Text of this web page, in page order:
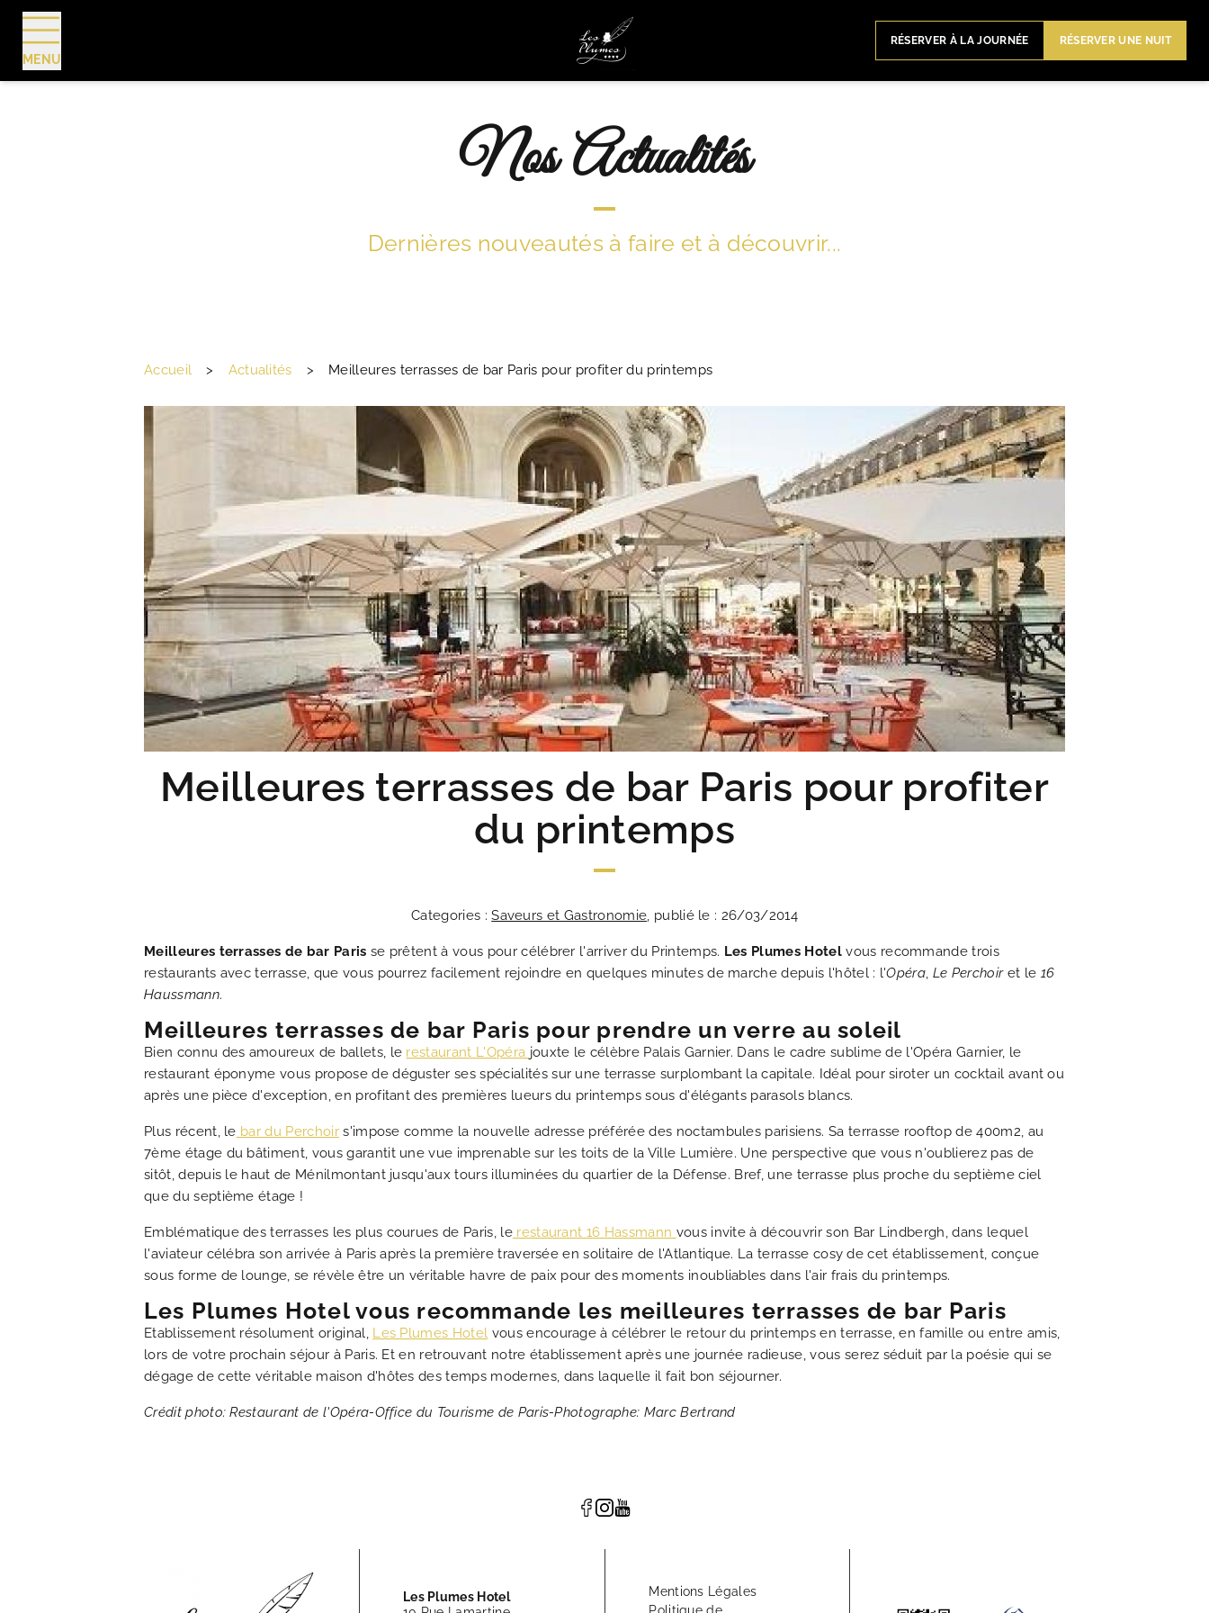
MENU
RÉSERVER À LA JOURNÉE RÉSERVER UNE NUIT
ACCUEIL
NOS ENGAGEMENTS
GALERIE PHOTOS
SITUATION
ACTUALITÉS
FAQ
ACTUALITÉS
DÉCOUVRIR
RÉSERVER
Nos Actualités
Dernières nouveautés à faire et à découvrir...
Accueil > Actualités > Meilleures terrasses de bar Paris pour profiter du printemps
Meilleures terrasses de bar Paris pour profiter
du printemps
Categories :Saveurs et Gastronomie, publié le : 26/03/2014
Meilleures terrasses de bar Paris se prêtent à vous pour célébrer l'arriver du Printemps. Les Plumes Hotelvous recommande trois
restaurants avec terrasse, que vous pourrez facilement rejoindre en quelques minutes de marche depuis l'hôtel : l'Opéra, Le Perchoiret le 16
Haussmann.
Meilleures terrasses de bar Paris pour prendre un verre au soleil
Bien connu des amoureux de ballets, le restaurant L'Opéra jouxte le célèbre Palais Garnier. Dans le cadre sublime de l'Opéra Garnier, le
restaurant éponyme vous propose de déguster ses spécialités sur une terrasse surplombant la capitale. Idéal pour siroter un cocktail avant ou
après une pièce d'exception, en profitant des premières lueurs du printemps sous d'élégants parasols blancs.
Plus récent, le bar du Perchoirs'impose comme la nouvelle adresse préférée des noctambules parisiens. Sa terrasse rooftop de 400m2, au
7ème étage du bâtiment, vous garantit une vue imprenable sur les toits de la Ville Lumière. Une perspective que vous n'oublierez pas de
sitôt, depuis le haut de Ménilmontant jusqu'aux tours illuminées du quartier de la Défense. Bref, une terrasse plus proche du septième ciel
que du septième étage !
Emblématique des terrasses les plus courues de Paris, lerestaurant 16 Hassmann vous invite à découvrir son Bar Lindbergh, dans lequel
l'aviateur célébra son arrivée à Paris après la première traversée en solitaire de l'Atlantique. La terrasse cosy de cet établissement, conçue
sous forme de lounge, se révèle être un véritable havre de paix pour des moments inoubliables dans l'air frais du printemps.
Les Plumes Hotel vous recommande les meilleures terrasses de bar Paris
Etablissement résolument original, Les Plumes Hotel vous encourage à célébrer le retour du printemps en terrasse, en famille ou entre amis,
lors de votre prochain séjour à Paris. Et en retrouvant notre établissement après une journée radieuse, vous serez séduit par la poésie qui se
dégage de cette véritable maison d'hôtes des temps modernes, dans laquelle il fait bon séjourner.
Crédit photo: Restaurant de l'Opéra-Office du Tourisme de Paris-Photographe: Marc Bertrand
Les Plumes Hotel
Mentions Légales